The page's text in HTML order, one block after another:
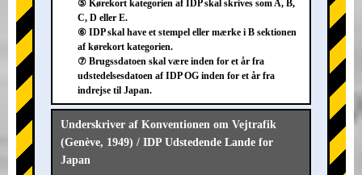
⑤ Kørekort kategorien af IDP skal skrives som A, B,
C, D eller E.
⑥ IDP skal have et stempel eller mærke i B sektionen
af kørekort kategorien.
⑦ Brugssdatoen skal være inden for et år fra
udstedelsesdatoen af IDP OG inden for et år fra
indrejse til Japan.
Underskriver af Konventionen om Vejtrafik
(Genève, 1949) / IDP Udstedende Lande for
Japan